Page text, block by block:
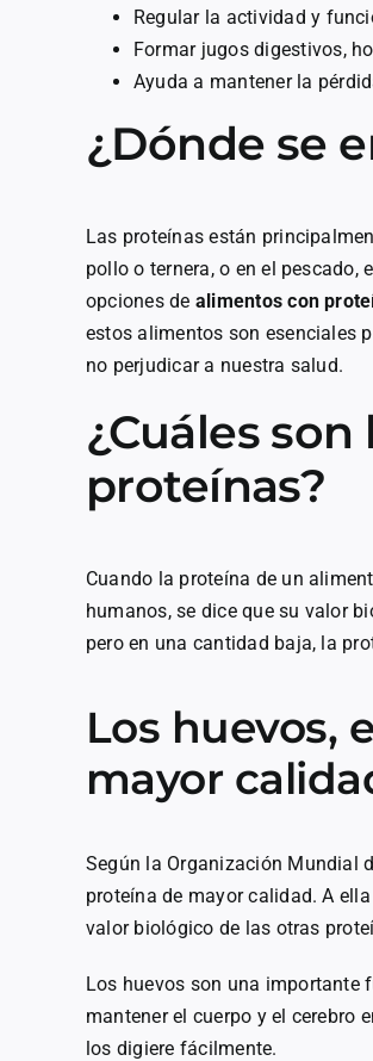
Regular la actividad y
Formar jugos digestivos,
Ayuda a mantener la
¿Dónde se
Las proteínas están
pollo o ternera, o en el pescado,
opciones de alimentos con
estos alimentos son esenciales
no perjudicar a nuestra salud.
¿Cuáles
proteínas?
Cuando la proteína de un
humanos, se dice que su valor
pero en una cantidad baja, la
Los huevos,
mayor
Según la Organización Mundial
proteína de mayor calidad. A
valor biológico de las otras
Los huevos son una importante
mantener el cuerpo y el cerebro
los digiere fácilmente.